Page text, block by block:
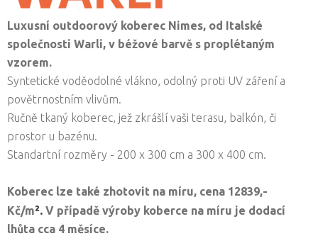
Luxusní outdoorový koberec Nimes, od Italské
společnosti Warli, v béžové barvě s proplétaným
vzorem.
Syntetické voděodolné vlákno, odolný proti UV záření a
povětrnostním vlivům.
Ručně tkaný koberec, jež zkrášlí vaši terasu, balkón, či
prostor u bazénu.
Standartní rozměry - 200 x 300 cm a 300 x 400 cm.
Koberec lze také zhotovit na míru, cena 12839,-
Kč/m². V případě výroby koberce na míru je dodací
lhůta cca 4 měsíce.